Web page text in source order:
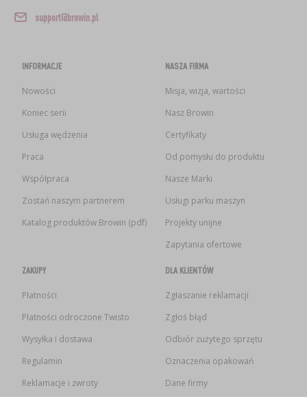
support@browin.pl
INFORMACJE
Nowości
Koniec serii
Usługa wędzenia
Praca
Współpraca
Zostań naszym partnerem
Katalog produktów Browin (pdf)
NASZA FIRMA
Misja, wizja, wartości
Nasz Browin
Certyfikaty
Od pomysłu do produktu
Nasze Marki
Usługi parku maszyn
Projekty unijne
Zapytania ofertowe
ZAKUPY
Płatności
Płatności odroczone Twisto
Wysyłka i dostawa
Regulamin
Reklamacje i zwroty
DLA KLIENTÓW
Zgłaszanie reklamacji
Zgłoś błąd
Odbiór zużytego sprzętu
Oznaczenia opakowań
Dane firmy